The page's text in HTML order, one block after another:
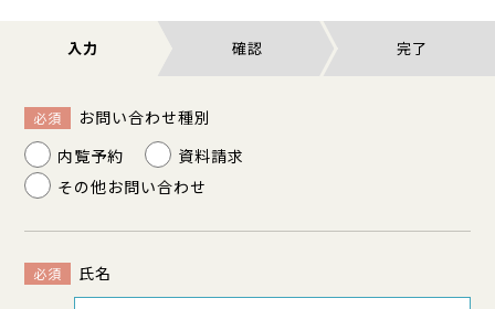
入力 確認 完了
必須
お問い合わせ種別
内覧予約
資料請求
その他お問い合わせ
必須 氏名